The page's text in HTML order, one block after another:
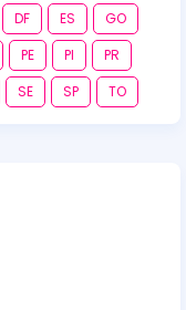
DF ES
GO
PE PI
PR
SE SP TO